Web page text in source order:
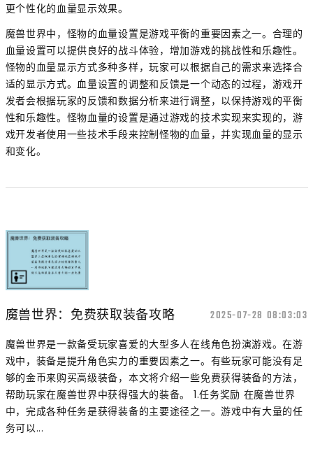
更个性化的血量显示效果。
魔兽世界中，怪物的血量设置是游戏平衡的重要因素之一。合理的
血量设置可以提供良好的战斗体验，增加游戏的挑战性和乐趣性。
怪物的血量显示方式多种多样，玩家可以根据自己的需求来选择合
适的显示方式。血量设置的调整和反馈是一个动态的过程，游戏开
发者会根据玩家的反馈和数据分析来进行调整，以保持游戏的平衡
性和乐趣性。怪物血量的设置是通过游戏的技术实现来实现的，游
戏开发者使用一些技术手段来控制怪物的血量，并实现血量的显示
和变化。
魔兽世界：免费获取装备攻略 2025-07-28 08:03:03
魔兽世界是一款备受玩家喜爱的大型多人在线角色扮演游戏。在游
戏中，装备是提升角色实力的重要因素之一。有些玩家可能没有足
够的金币来购买高级装备，本文将介绍一些免费获得装备的方法，
帮助玩家在魔兽世界中获得强大的装备。 1.任务奖励 在魔兽世界
中，完成各种任务是获得装备的主要途径之一。游戏中有大量的任
务可以...